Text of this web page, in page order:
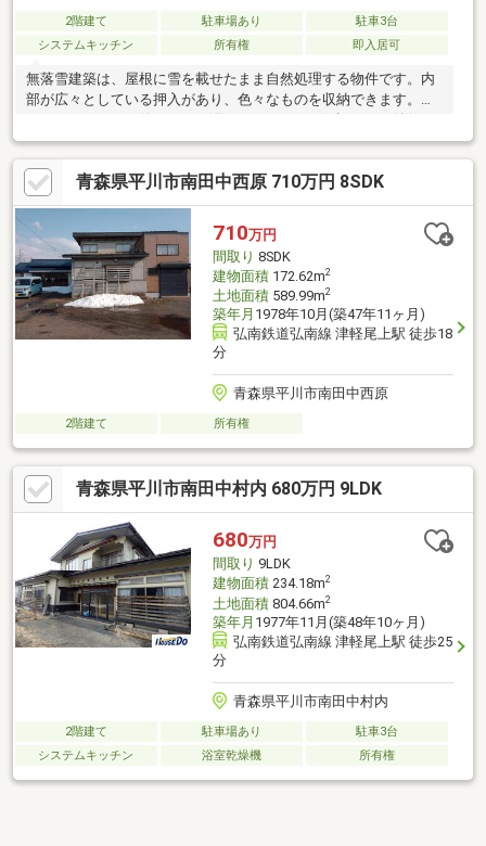
2階建て 駐車場あり
駐車3台
システムキッチン
所有権 即入居可
無落雪建築は、屋根に雪を載せたまま自然処理する物件です。内
部が広々としている押入があり、色々なものを収納できます。シ
価格帯である、購入価格630万円の物件は経済的です。こちらは
中古一戸建ての物件です。自然なイメージを感じることの出来る
フローリングとなっています。東向きなので、朝日がまぶしく感
じることがあるかもしれません。
青森県平川市南田中西原 710万円 8SDK
710万円
間取り 8SDK
建物面積172.62m2
土地面積589.99m2
築年月 1978年10月(築47年11ヶ月)
弘南鉄道弘南線 津軽尾上駅 徒歩18
分
青森県平川市南田中西原
2階建て 所有権
青森県平川市南田中村内 680万円 9LDK
680万円
間取り 9LDK
建物面積234.18m2
土地面積804.66m2
築年月 1977年11月(築48年10ヶ月)
弘南鉄道弘南線 津軽尾上駅 徒歩25
分
青森県平川市南田中村内
2階建て 駐車場あり
駐車3台
システムキッチン
浴室乾燥機 所有権